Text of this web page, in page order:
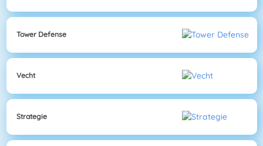
Tower Defense
Vecht
Strategie